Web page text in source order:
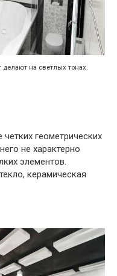
на светлых тонах.
геометрических
не характерно
элементов.
керамическая